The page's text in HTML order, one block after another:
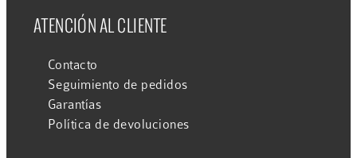
ATENCIÓN AL CLIENTE
Contacto
Seguimiento de pedidos
Garantías
Política de devoluciones